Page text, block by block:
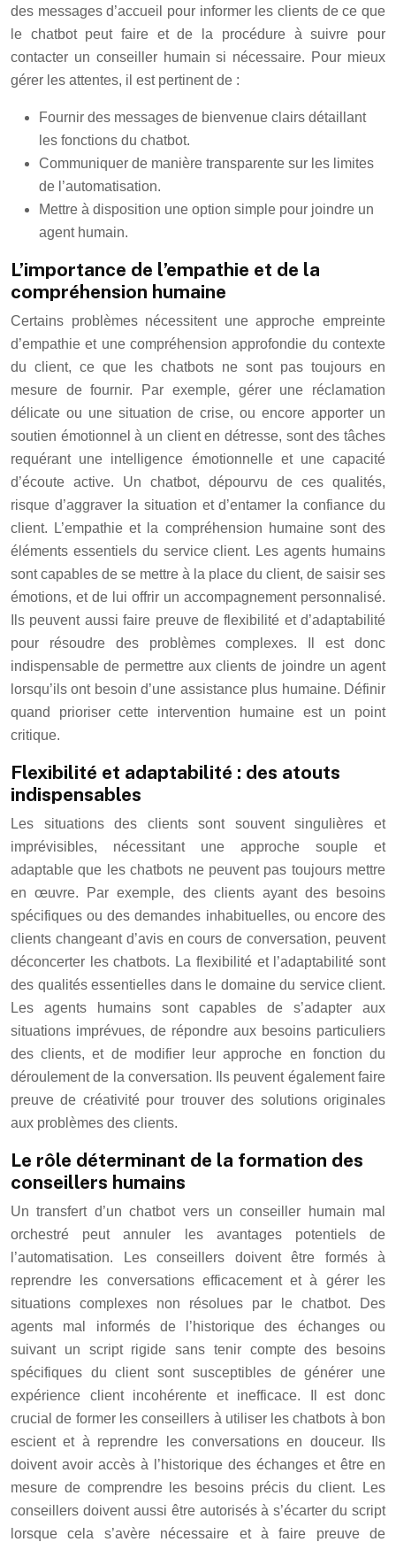
des messages d’accueil pour informer les clients de ce que
le chatbot peut faire et de la procédure à suivre pour
contacter un conseiller humain si nécessaire. Pour mieux
gérer les attentes, il est pertinent de :
Fournir des messages de bienvenue clairs détaillant
les fonctions du chatbot.
Communiquer de manière transparente sur les limites
de l’automatisation.
Mettre à disposition une option simple pour joindre un
agent humain.
L’importance de l’empathie et de la
compréhension humaine
Certains problèmes nécessitent une approche empreinte
d’empathie et une compréhension approfondie du contexte
du client, ce que les chatbots ne sont pas toujours en
mesure de fournir. Par exemple, gérer une réclamation
délicate ou une situation de crise, ou encore apporter un
soutien émotionnel à un client en détresse, sont des tâches
requérant une intelligence émotionnelle et une capacité
d’écoute active. Un chatbot, dépourvu de ces qualités,
risque d’aggraver la situation et d’entamer la confiance du
client. L’empathie et la compréhension humaine sont des
éléments essentiels du service client. Les agents humains
sont capables de se mettre à la place du client, de saisir ses
émotions, et de lui offrir un accompagnement personnalisé.
Ils peuvent aussi faire preuve de flexibilité et d’adaptabilité
pour résoudre des problèmes complexes. Il est donc
indispensable de permettre aux clients de joindre un agent
lorsqu’ils ont besoin d’une assistance plus humaine. Définir
quand prioriser cette intervention humaine est un point
critique.
Flexibilité et adaptabilité : des atouts
indispensables
Les situations des clients sont souvent singulières et
imprévisibles, nécessitant une approche souple et
adaptable que les chatbots ne peuvent pas toujours mettre
en œuvre. Par exemple, des clients ayant des besoins
spécifiques ou des demandes inhabituelles, ou encore des
clients changeant d’avis en cours de conversation, peuvent
déconcerter les chatbots. La flexibilité et l’adaptabilité sont
des qualités essentielles dans le domaine du service client.
Les agents humains sont capables de s’adapter aux
situations imprévues, de répondre aux besoins particuliers
des clients, et de modifier leur approche en fonction du
déroulement de la conversation. Ils peuvent également faire
preuve de créativité pour trouver des solutions originales
aux problèmes des clients.
Le rôle déterminant de la formation des
conseillers humains
Un transfert d’un chatbot vers un conseiller humain mal
orchestré peut annuler les avantages potentiels de
l’automatisation. Les conseillers doivent être formés à
reprendre les conversations efficacement et à gérer les
situations complexes non résolues par le chatbot. Des
agents mal informés de l’historique des échanges ou
suivant un script rigide sans tenir compte des besoins
spécifiques du client sont susceptibles de générer une
expérience client incohérente et inefficace. Il est donc
crucial de former les conseillers à utiliser les chatbots à bon
escient et à reprendre les conversations en douceur. Ils
doivent avoir accès à l’historique des échanges et être en
mesure de comprendre les besoins précis du client. Les
conseillers doivent aussi être autorisés à s’écarter du script
lorsque cela s’avère nécessaire et à faire preuve de